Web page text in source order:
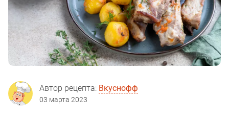
Автор рецепта: Вкуснофф
03 марта 2023